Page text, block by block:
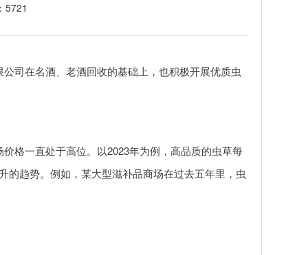
5721
司在名酒、老酒回收的基础上，也积极开展优质虫
格一直处于高位。以2023年为例，高品质的虫草每
的趋势。例如，某大型滋补品商场在过去五年里，虫